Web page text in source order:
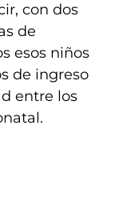
con dos
de
esos niños
de ingreso
entre los